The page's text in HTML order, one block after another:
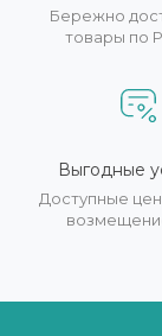
Бережно
товары по
Выгодные
Доступные